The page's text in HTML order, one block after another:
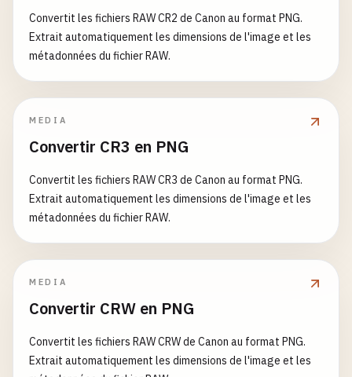
Convertit les fichiers RAW CR2 de Canon au format PNG.
Extrait automatiquement les dimensions de l'image et les
métadonnées du fichier RAW.
MEDIA
Convertir CR3 en PNG
Convertit les fichiers RAW CR3 de Canon au format PNG.
Extrait automatiquement les dimensions de l'image et les
métadonnées du fichier RAW.
MEDIA
Convertir CRW en PNG
Convertit les fichiers RAW CRW de Canon au format PNG.
Extrait automatiquement les dimensions de l'image et les